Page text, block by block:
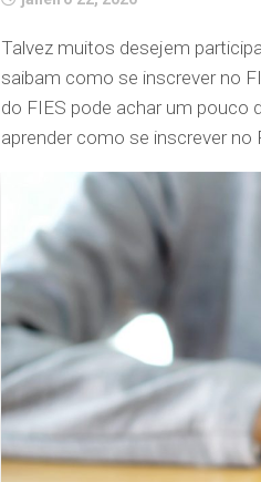
Talvez muitos desejem
saibam como se inscrever no
do FIES pode achar um pouco
aprender como se inscrever no